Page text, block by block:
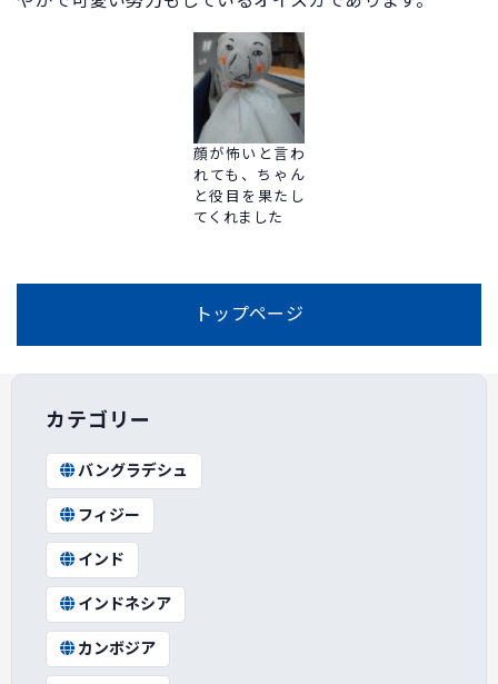
顔が怖いと言わ
れても、ちゃん
と役目を果たし
てくれました
トップページ
カテゴリー
バングラデシュ
フィジー
インド
インドネシア
カンボジア